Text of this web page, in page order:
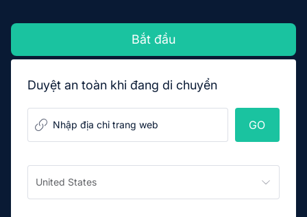
Bắt đầu
Duyệt an toàn khi đang di chuyển
GO
United States